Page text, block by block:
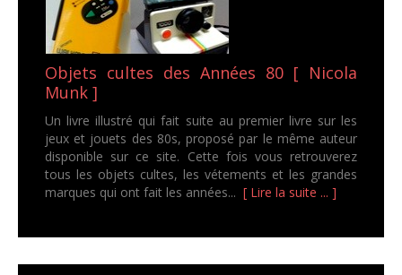
Objets cultes des Années 80 [ Nicola
Munk ]
Un livre illustré qui fait suite au premier livre sur les
jeux et jouets des 80s, proposé par le même auteur
disponible sur ce site. Cette fois vous retrouverez
tous les objets cultes, les vétements et les grandes
marques qui ont fait les années... [ Lire la suite ... ]